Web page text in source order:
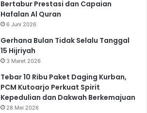
Bertabur Prestasi dan Capaian
Hafalan Al Quran
6 Juni 2026
Gerhana Bulan Tidak Selalu Tanggal
15 Hijriyah
3 Maret 2026
Tebar 10 Ribu Paket Daging Kurban,
PCM Kutoarjo Perkuat Spirit
Kepedulian dan Dakwah Berkemajuan
28 Mei 2026